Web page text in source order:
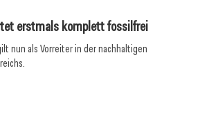
erstmals komplett fossilfrei
nun als Vorreiter in der nachhaltigen